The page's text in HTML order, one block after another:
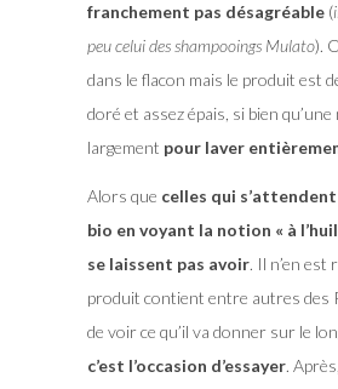
franchement pas désagréable(
peu celui des shampooings Mulato).
dans le flacon mais le produit est
doré et assez épais, si bien
largement pour laver
Alors que celles qui
bio en voyant la notion « à
se laissent pas avoir. Il n’en est
produit contient entre autres des
de voir ce qu’il va donner sur le
c’est l’occasion d’essayer.